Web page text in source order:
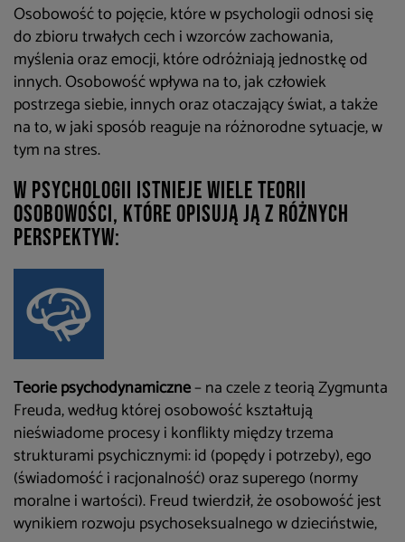
Osobowość to pojęcie, które w psychologii odnosi się
do zbioru trwałych cech i wzorców zachowania,
myślenia oraz emocji, które odróżniają jednostkę od
innych. Osobowość wpływa na to, jak człowiek
postrzega siebie, innych oraz otaczający świat, a także
na to, w jaki sposób reaguje na różnorodne sytuacje, w
tym na stres.
W psychologii istnieje wiele teorii
osobowości, które opisują ją z różnych
perspektyw:
Teorie psychodynamiczne– na czele z teorią Zygmunta
Freuda, według której osobowość kształtują
nieświadome procesy i konflikty między trzema
strukturami psychicznymi: id (popędy i potrzeby), ego
(świadomość i racjonalność) oraz superego (normy
moralne i wartości). Freud twierdził, że osobowość jest
wynikiem rozwoju psychoseksualnego w dzieciństwie,